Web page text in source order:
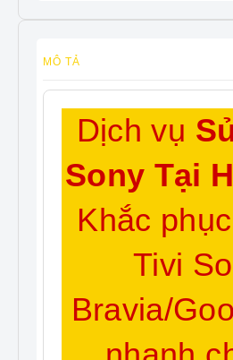
MÔ TẢ
Dịch vụ
Sony Tại
Khắc
Tivi
Bravia/